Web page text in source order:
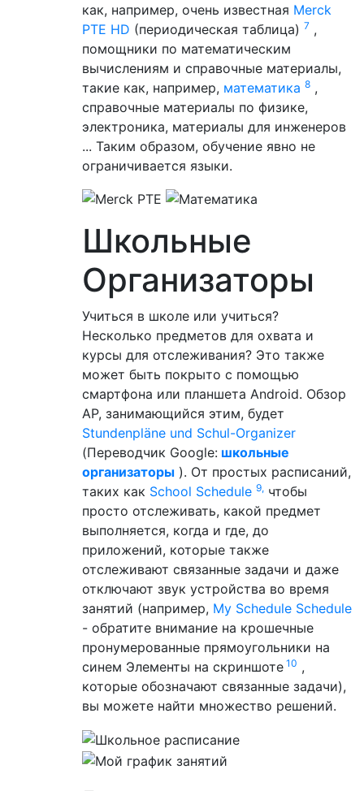
как, например, очень известная Merck
PTE HD (периодическая таблица) 7 ,
помощники по математическим
вычислениям и справочные материалы,
такие как, например, математика 8 ,
справочные материалы по физике,
электроника, материалы для инженеров
... Таким образом, обучение явно не
ограничивается языки.
Школьные
Организаторы
Учиться в школе или учиться?
Несколько предметов для охвата и
курсы для отслеживания? Это также
может быть покрыто с помощью
смартфона или планшета Android. Обзор
AP, занимающийся этим, будет
Stundenpläne und Schul-Organizer
(Переводчик Google: школьные
организаторы ). От простых расписаний,
таких как School Schedule 9, чтобы
просто отслеживать, какой предмет
выполняется, когда и где, до
приложений, которые также
отслеживают связанные задачи и даже
отключают звук устройства во время
занятий (например, My Schedule Schedule
- обратите внимание на крошечные
пронумерованные прямоугольники на
синем Элементы на скриншоте 10 ,
которые обозначают связанные задачи),
вы можете найти множество решений.